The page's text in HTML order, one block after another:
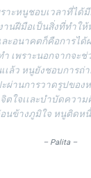
าะหนูชอบเวลาที่ได้มี
านฝีมือเป็นสิ่งที่ทำใ
ละอนาคตก็คือการได้
เพราะนอกจากจะช่
เล้ว หนูยังชอบการถ่
ผ่านการวาดรูปของ
จิตใจเเละบำบัดคว
นข้างภูมิใจ หนูติดหนี้
– Palita –